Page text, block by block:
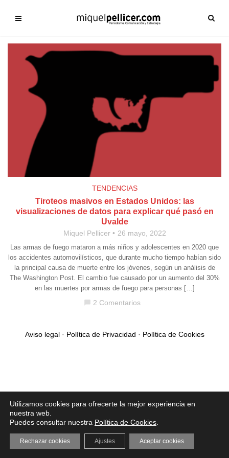
TENDENCIAS
Tiroteos masivos en Estados Unidos: las
visualizaciones de datos para explicar qué pasó en
Uvalde
Miquel Pellicer 26 mayo, 2022
Las armas de fuego mataron a más niños y adolescentes en 2020 que
los accidentes automovilísticos, que durante mucho tiempo habían sido
la principal causa de muerte entre los jóvenes, según un análisis de
The Washington Post. El cambio fue causado por un aumento del 30%
en las muertes por armas de fuego para personas […]
chat_bubble 2 Comentarios
Aviso legal· Política de Privacidad · Política de Cookies
Utilizamos cookies para ofrecerte la mejor experiencia en
nuestra web.
Puedes consultar nuestra Política de Cookies
Aceptar cookies
Rechazar cookies Ajustes